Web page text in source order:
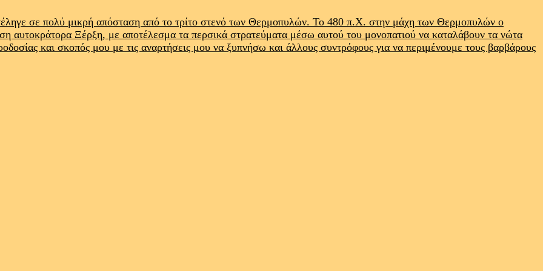
σε πολύ μικρή απόσταση από το τρίτο στενό των Θερμοπυλών. Το 480 π.Χ. στην μάχη των Θερμοπυλών ο
αυτοκράτορα Ξέρξη, με αποτέλεσμα τα περσικά στρατεύματα μέσω αυτού του μονοπατιού να καταλάβουν τα νώτα
και σκοπός μου με τις αναρτήσεις μου να ξυπνήσω και άλλους συντρόφους για να περιμένουμε τους βαρβάρους